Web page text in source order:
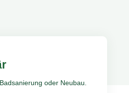
oder Neubau.